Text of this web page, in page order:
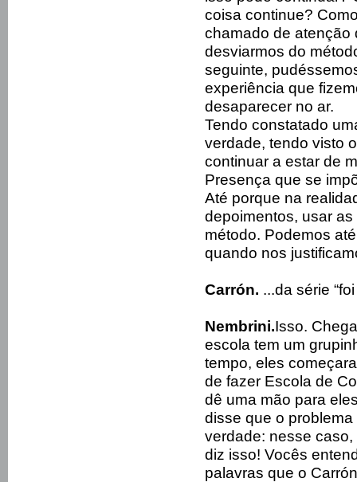
coisa continue?
chamado de atenção
desviarmos do
seguinte,
experiência que
desaparecer no ar.
Tendo constatado
verdade, tendo visto
continuar a estar de
Presença que se
Até porque na
depoimentos, usar
método. Podemos
quando nos
Carrón. ...da série
Nembrini.Isso.
escola tem um
tempo, eles
de fazer Escola de
dê uma mão para
disse que o
verdade: nesse
diz isso! Vocês
palavras que o